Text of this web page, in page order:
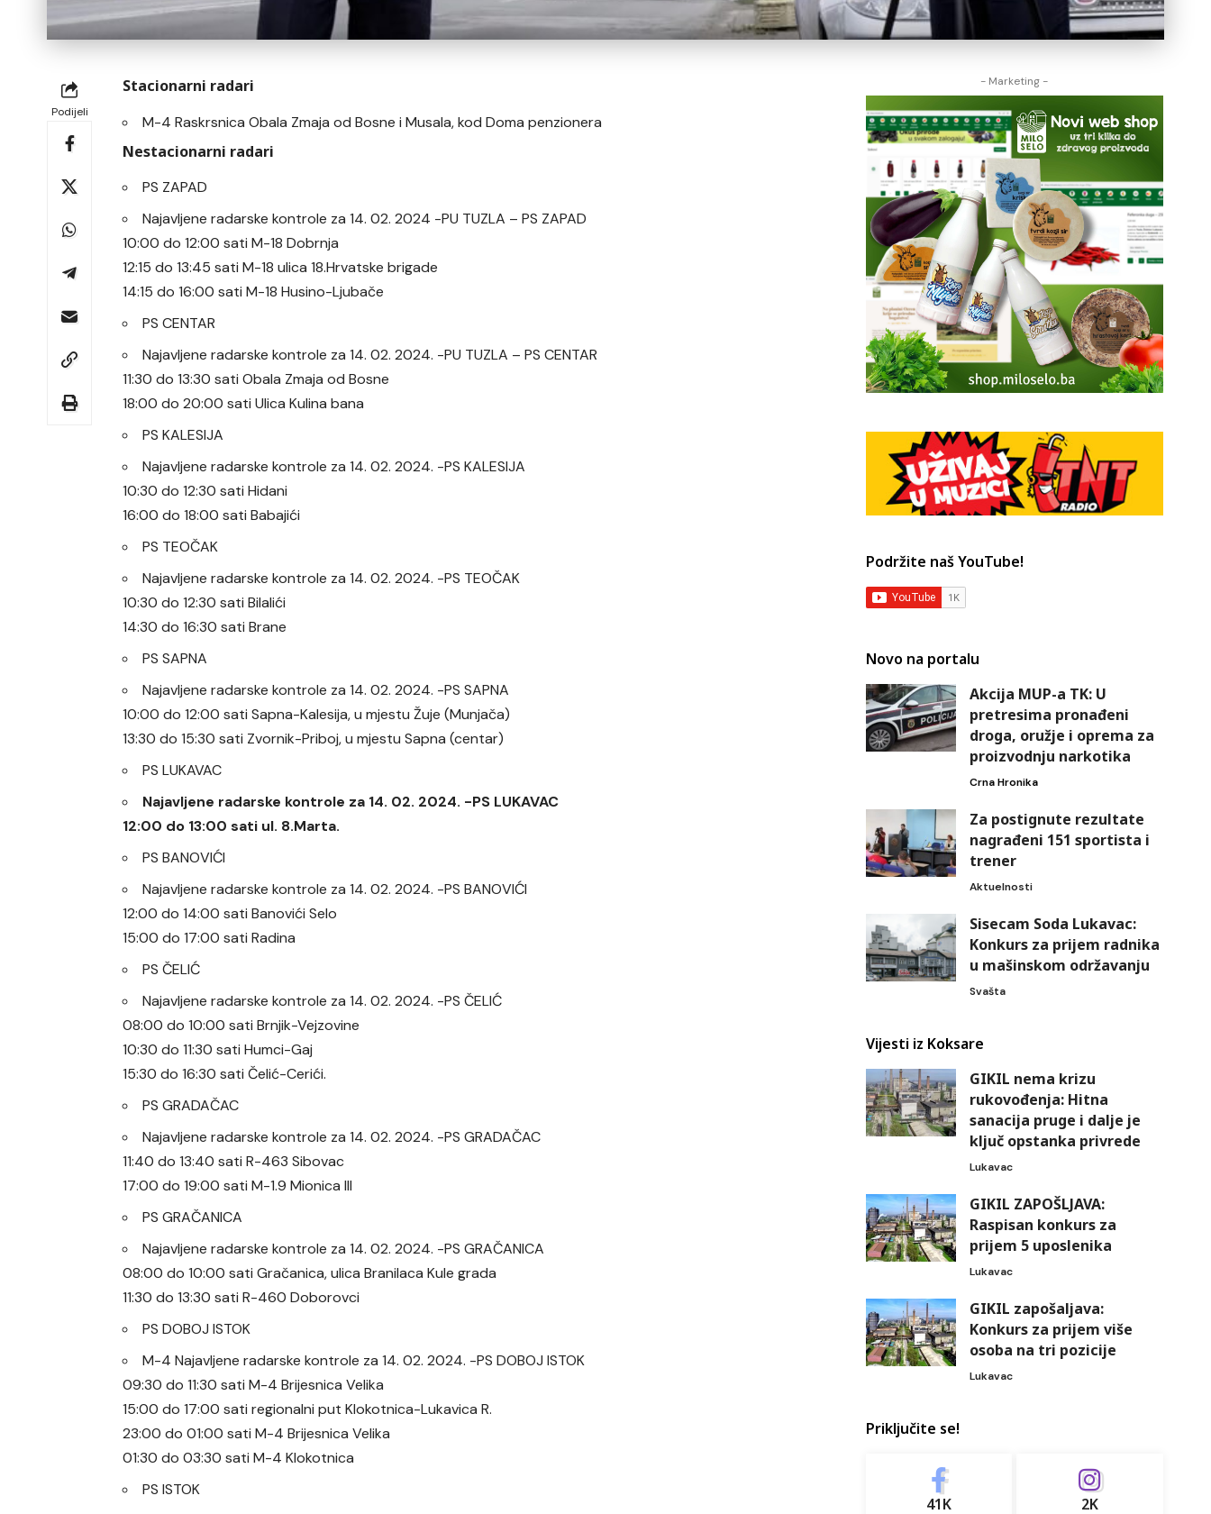
Podijeli
Stacionarni radari
M-4 Raskrsnica Obala Zmaja od Bosne i Musala, kod Doma penzionera
Nestacionarni radari
PS ZAPAD
Najavljene radarske kontrole za 14. 02. 2024 -PU TUZLA – PS ZAPAD
10:00 do 12:00 sati M-18 Dobrnja
12:15 do 13:45 sati M-18 ulica 18.Hrvatske brigade
14:15 do 16:00 sati M-18 Husino-Ljubače
PS CENTAR
Najavljene radarske kontrole za 14. 02. 2024. -PU TUZLA – PS CENTAR
11:30 do 13:30 sati Obala Zmaja od Bosne
18:00 do 20:00 sati Ulica Kulina bana
PS KALESIJA
Najavljene radarske kontrole za 14. 02. 2024. -PS KALESIJA
10:30 do 12:30 sati Hidani
16:00 do 18:00 sati Babajići
PS TEOČAK
Najavljene radarske kontrole za 14. 02. 2024. -PS TEOČAK
10:30 do 12:30 sati Bilalići
14:30 do 16:30 sati Brane
PS SAPNA
Najavljene radarske kontrole za 14. 02. 2024. -PS SAPNA
10:00 do 12:00 sati Sapna-Kalesija, u mjestu Žuje (Munjača)
13:30 do 15:30 sati Zvornik-Priboj, u mjestu Sapna (centar)
PS LUKAVAC
Najavljene radarske kontrole za 14. 02. 2024. -PS LUKAVAC
12:00 do 13:00 sati ul. 8.Marta.
PS BANOVIĆI
Najavljene radarske kontrole za 14. 02. 2024. -PS BANOVIĆI
12:00 do 14:00 sati Banovići Selo
15:00 do 17:00 sati Radina
PS ČELIĆ
Najavljene radarske kontrole za 14. 02. 2024. -PS ČELIĆ
08:00 do 10:00 sati Brnjik-Vejzovine
10:30 do 11:30 sati Humci-Gaj
15:30 do 16:30 sati Čelić-Cerići.
PS GRADAČAC
Najavljene radarske kontrole za 14. 02. 2024. -PS GRADAČAC
11:40 do 13:40 sati R-463 Sibovac
17:00 do 19:00 sati M-1.9 Mionica III
PS GRAČANICA
Najavljene radarske kontrole za 14. 02. 2024. -PS GRAČANICA
08:00 do 10:00 sati Gračanica, ulica Branilaca Kule grada
11:30 do 13:30 sati R-460 Doborovci
PS DOBOJ ISTOK
M-4 Najavljene radarske kontrole za 14. 02. 2024. -PS DOBOJ ISTOK
09:30 do 11:30 sati M-4 Brijesnica Velika
15:00 do 17:00 sati regionalni put Klokotnica-Lukavica R.
23:00 do 01:00 sati M-4 Brijesnica Velika
01:30 do 03:30 sati M-4 Klokotnica
PS ISTOK
- Marketing -
Podržite naš YouTube!
Novo na portalu
Akcija MUP-a TK: U
pretresima pronađeni
droga, oružje i oprema za
proizvodnju narkotika
Crna Hronika
Za postignute rezultate
nagrađeni 151 sportista i
trener
Aktuelnosti
Sisecam Soda Lukavac:
Konkurs za prijem radnika
u mašinskom održavanju
Svašta
Vijesti iz Koksare
GIKIL nema krizu
rukovođenja: Hitna
sanacija pruge i dalje je
ključ opstanka privrede
Lukavac
GIKIL ZAPOŠLJAVA:
Raspisan konkurs za
prijem 5 uposlenika
Lukavac
GIKIL zapošaljava:
Konkurs za prijem više
osoba na tri pozicije
Lukavac
Priključite se!
41K 2K